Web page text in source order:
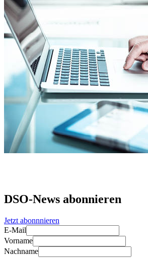
DSO-News abonnieren
Jetzt abonnnieren
E-Mail
Vorname
Nachname